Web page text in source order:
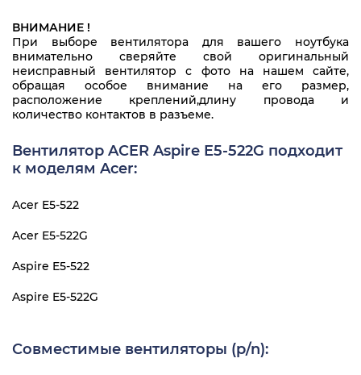
ВНИМАНИЕ !
При выборе вентилятора для вашего ноутбука
внимательно сверяйте свой оригинальный
неисправный вентилятор с фото на нашем сайте,
обращая особое внимание на его размер,
расположение креплений,длину провода и
количество контактов в разъеме.
Вентилятор ACER Aspire E5-522G подходит
к моделям Acer:
Acer E5-522
Acer E5-522G
Aspire E5-522
Aspire E5-522G
Совместимые вентиляторы (p/n):